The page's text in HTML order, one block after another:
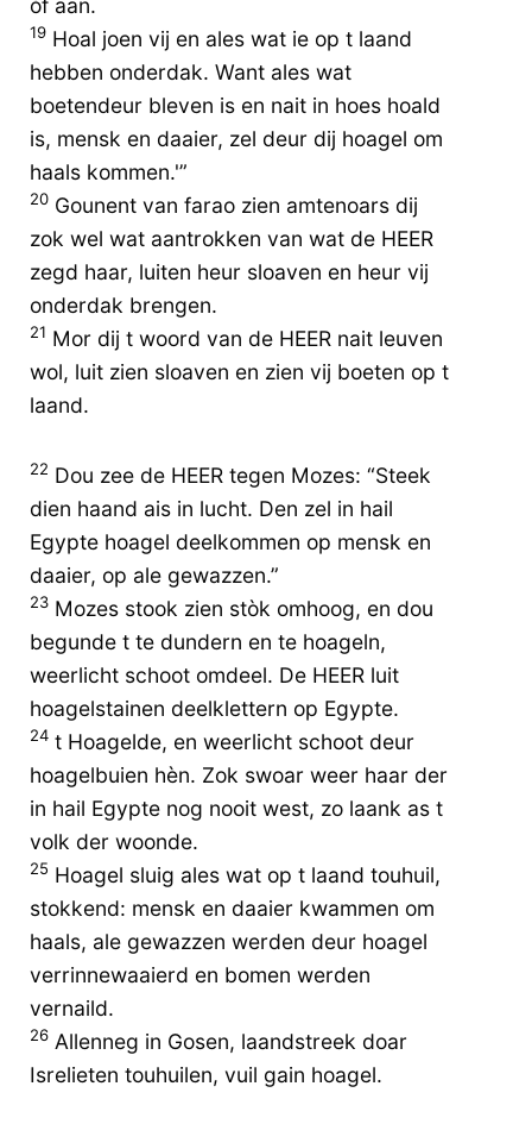
òf aan.
19 Hoal joen vij en ales wat ie op t laand
hebben onderdak. Want ales wat
boetendeur bleven is en nait in hoes hoald
is, mensk en daaier, zel deur dij hoagel om
haals kommen.'”
20 Gounent van farao zien amtenoars dij
zok wel wat aantrokken van wat de HEER
zegd haar, luiten heur sloaven en heur vij
onderdak brengen.
21 Mor dij t woord van de HEER nait leuven
wol, luit zien sloaven en zien vij boeten op t
laand.
22 Dou zee de HEER tegen Mozes: “Steek
dien haand ais in lucht. Den zel in hail
Egypte hoagel deelkommen op mensk en
daaier, op ale gewazzen.”
23 Mozes stook zien stòk omhoog, en dou
begunde t te dundern en te hoageln,
weerlicht schoot omdeel. De HEER luit
hoagelstainen deelklettern op Egypte.
24 t Hoagelde, en weerlicht schoot deur
hoagelbuien hèn. Zok swoar weer haar der
in hail Egypte nog nooit west, zo laank as t
volk der woonde.
25 Hoagel sluig ales wat op t laand touhuil,
stokkend: mensk en daaier kwammen om
haals, ale gewazzen werden deur hoagel
verrinnewaaierd en bomen werden
vernaild.
26 Allenneg in Gosen, laandstreek doar
Isrelieten touhuilen, vuil gain hoagel.